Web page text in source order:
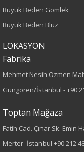
Büyük Beden Gömlek
Büyük Beden Bluz
LOKASYON
Fabrika
Mehmet Nesih Özmen
Güngören/İstanbul -+90
Toptan Mağaza
Fatih Cad. Çınar Sk. Emin
Merter- İstanbul +90 212